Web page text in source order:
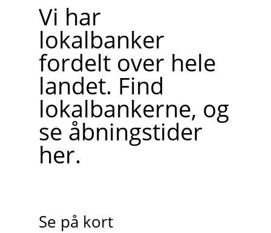
Vi har
lokalbanker
fordelt over hele
landet. Find
lokalbankerne, og
se åbningstider
her.
Se på kort